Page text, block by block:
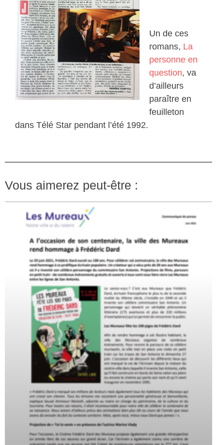
Un de ces
romans, La
personne en
question, va
d’ailleurs
paraître en
feuilleton
dans Télé Star pendant l’été 1992.
Vous aimerez peut-être :